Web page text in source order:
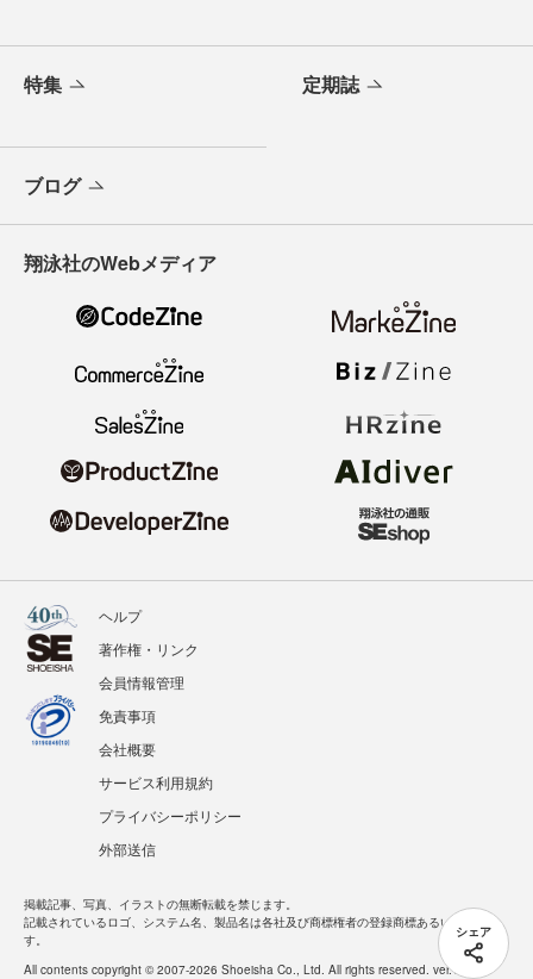
シェア
特集 定期誌
ブログ
翔泳社のWebメディア
ヘルプ
著作権・リンク
会員情報管理
免責事項
会社概要
サービス利用規約
プライバシーポリシー
外部送信
掲載記事、写真、イラストの無断転載を禁じます。
記載されているロゴ、システム名、製品名は各社及び商標権者の登録商標あるいは商標で
す。
All contents copyright © 2007-2026 Shoeisha Co., Ltd. All rights reserved. ver.1.5